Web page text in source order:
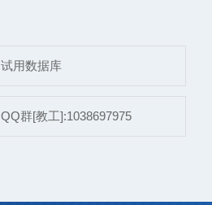
试用数据库
QQ群[教工]:1038697975